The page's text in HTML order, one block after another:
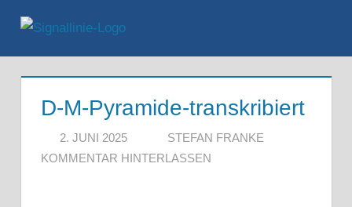
Inhalt
springen
D-M-Pyramide-transkribiert
2. JUNI 2025
STEFAN FRANKE
KOMMENTAR HINTERLASSEN